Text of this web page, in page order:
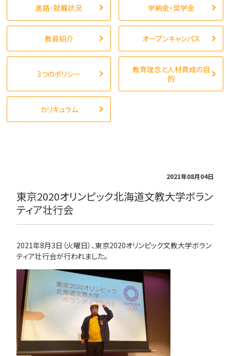
進路･就職状況 学納金・奨学金
教員紹介 オープンキャンパス
3つのポリシー
教育理念と人材育成の目
的
カリキュラム
2021年08月04日
東京2020オリンピック北海道文教大学ボラン
ティア壮行会
2021年8月3日（火曜日）、東京2020オリンピック文教大学ボラン
ティア壮行会が行われました。